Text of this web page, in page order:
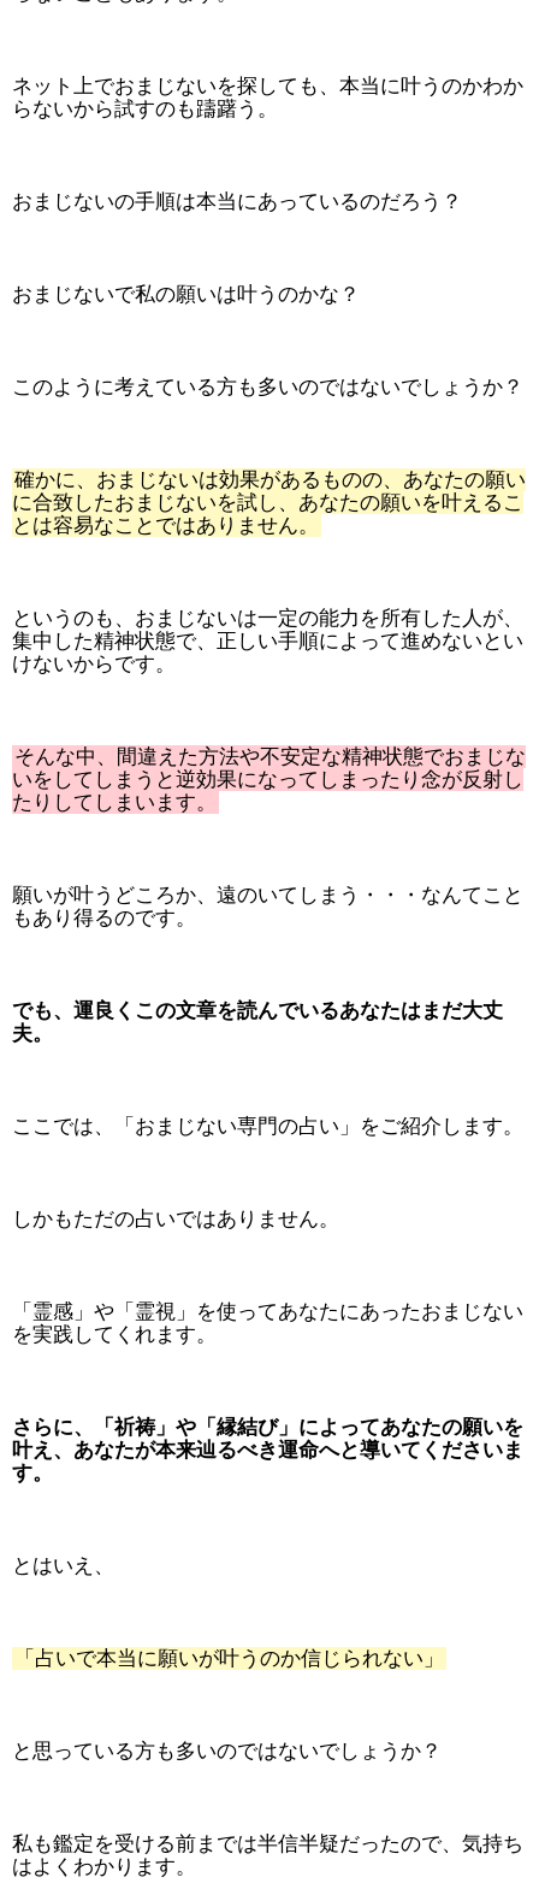
ネット上でおまじないを探しても、本当に叶うのかわか
らないから試すのも躊躇う。
おまじないの手順は本当にあっているのだろう？
おまじないで私の願いは叶うのかな？
このように考えている方も多いのではないでしょうか？
確かに、おまじないは効果があるものの、あなたの願い
に合致したおまじないを試し、あなたの願いを叶えるこ
とは容易なことではありません。
というのも、おまじないは一定の能力を所有した人が、
集中した精神状態で、正しい手順によって進めないとい
けないからです。
そんな中、間違えた方法や不安定な精神状態でおまじな
いをしてしまうと逆効果になってしまったり念が反射し
たりしてしまいます。
願いが叶うどころか、遠のいてしまう・・・なんてこと
もあり得るのです。
でも、運良くこの文章を読んでいるあなたはまだ大丈
夫。
ここでは、「おまじない専門の占い」をご紹介します。
しかもただの占いではありません。
「霊感」や「霊視」を使ってあなたにあったおまじない
を実践してくれます。
さらに、「祈祷」や「縁結び」によってあなたの願いを
叶え、あなたが本来辿るべき運命へと導いてくださいま
す。
とはいえ、
「占いで本当に願いが叶うのか信じられない」
と思っている方も多いのではないでしょうか？
私も鑑定を受ける前までは半信半疑だったので、気持ち
はよくわかります。